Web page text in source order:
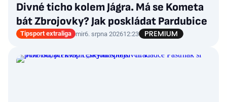
Divné ticho kolem Jágra. Má se Kometa
bát Zbrojovky? Jak poskládat Pardubice
Tipsport extraliga mir6. srpna 202612:23